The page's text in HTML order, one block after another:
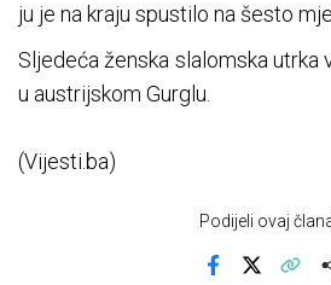
ju je na kraju spustilo na šesto
Sljedeća ženska slalomska utrka
u austrijskom Gurglu.
(Vijesti.ba)
Podijeli ovaj